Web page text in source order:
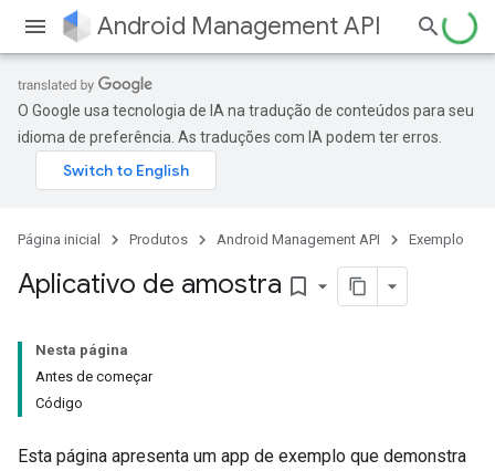
Android Management API
O Google usa tecnologia de IA na tradução de conteúdos para seu
idioma de preferência. As traduções com IA podem ter erros.
Página inicial Produtos Android Management API Exemplo
Aplicativo de amostra bookmark_border
Nesta página
Antes de começar
Código
Esta página apresenta um app de exemplo que demonstra